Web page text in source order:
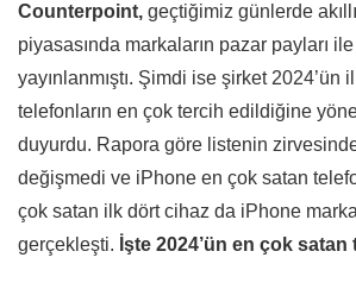
Counterpoint, geçtiğimiz günlerde
piyasasında markaların pazar payları
yayınlanmıştı. Şimdi ise şirket 2024’ün
telefonların en çok tercih edildiğine
duyurdu. Rapora göre listenin
değişmedi ve iPhone en çok satan
çok satan ilk dört cihaz da iPhone
gerçekleşti. İşte 2024’ün en çok satan